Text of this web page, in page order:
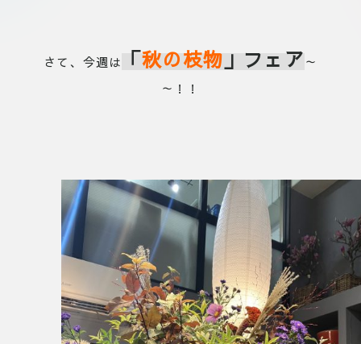
さて、今週は 「秋の枝物 」フェア～
～！！